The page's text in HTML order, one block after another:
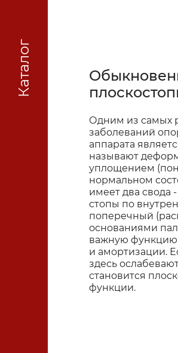
Каталог
Одним из самых
заболеваний
аппарата
называют
уплощением
нор­мальном
имеет два свода
стопы по
поперечный
основаниями
важную функцию
и амортизации.
здесь
становится
функции.